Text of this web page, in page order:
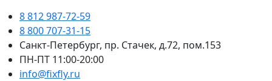
8 812 987-72-59
8 800 707-31-15
Санкт-Петербург, пр. Стачек, д.72, пом.153
ПН-ПТ 11:00-20:00
info@fixfly.ru